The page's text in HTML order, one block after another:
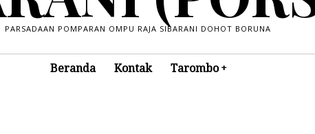
PARSADAAN POMPARAN OMPU RAJA SIBARANI DOHOT BORUNA
Beranda Kontak Tarombo